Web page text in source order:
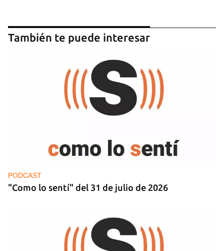
También te puede interesar
PODCAST
"Como lo sentí" del 31 de julio de 2026